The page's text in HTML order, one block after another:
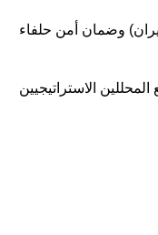
وضمان أمن حلفاء
الاستراتيجيين